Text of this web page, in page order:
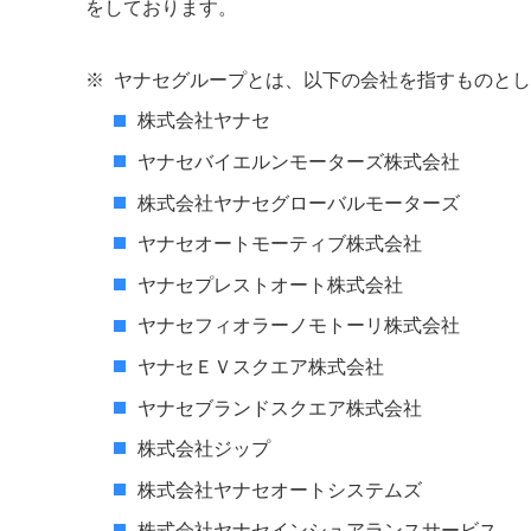
をしております。
※ ヤナセグループとは、以下の会社を指すものと
株式会社ヤナセ
ヤナセバイエルンモーターズ株式会社
株式会社ヤナセグローバルモーターズ
ヤナセオートモーティブ株式会社
ヤナセプレストオート株式会社
ヤナセフィオラーノモトーリ株式会社
ヤナセＥＶスクエア株式会社
ヤナセブランドスクエア株式会社
株式会社ジップ
株式会社ヤナセオートシステムズ